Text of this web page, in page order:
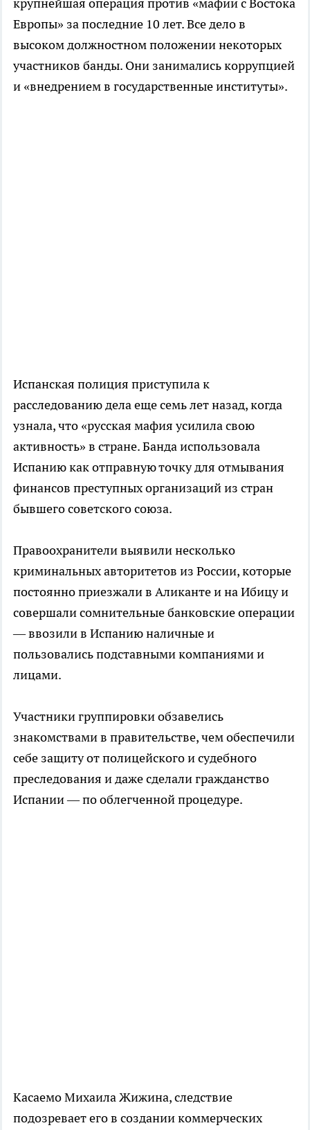
крупнейшая операция против «мафии с Востока
Европы» за последние 10 лет. Все дело в
высоком должностном положении некоторых
участников банды. Они занимались коррупцией
и «внедрением в государственные институты».
Испанская полиция приступила к
расследованию дела еще семь лет назад, когда
узнала, что «русская мафия усилила свою
активность» в стране. Банда использовала
Испанию как отправную точку для отмывания
финансов преступных организаций из стран
бывшего советского союза.
Правоохранители выявили несколько
криминальных авторитетов из России, которые
постоянно приезжали в Аликанте и на Ибицу и
совершали сомнительные банковские операции
— ввозили в Испанию наличные и
пользовались подставными компаниями и
лицами.
Участники группировки обзавелись
знакомствами в правительстве, чем обеспечили
себе защиту от полицейского и судебного
преследования и даже сделали гражданство
Испании — по облегченной процедуре.
Касаемо Михаила Жижина, следствие
подозревает его в создании коммерческих